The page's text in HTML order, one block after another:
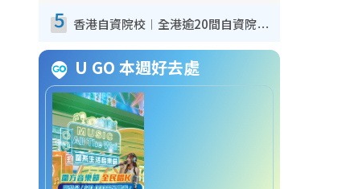
5 香港自資院校︱全港逾20間自資院校課程報名攻略 留位費可退/申請日期/報名連結
U GO 本週好去處